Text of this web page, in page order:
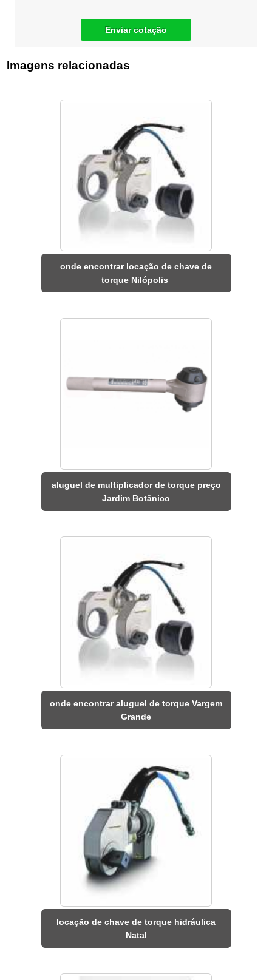
Enviar cotação
Imagens relacionadas
onde encontrar locação de chave de
torque Nilópolis
aluguel de multiplicador de torque preço
Jardim Botânico
onde encontrar aluguel de torque Vargem
Grande
locação de chave de torque hidráulica
Natal